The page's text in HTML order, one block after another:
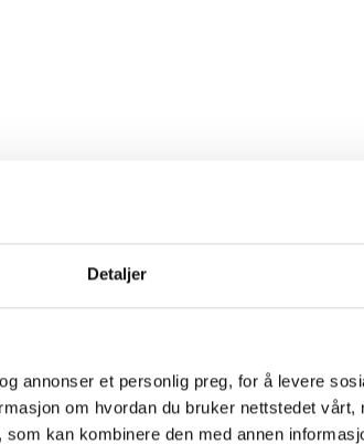
Detaljer
annonser et personlig preg, for å levere
om hvordan du bruker nettstedet vårt,
kan kombinere den med annen